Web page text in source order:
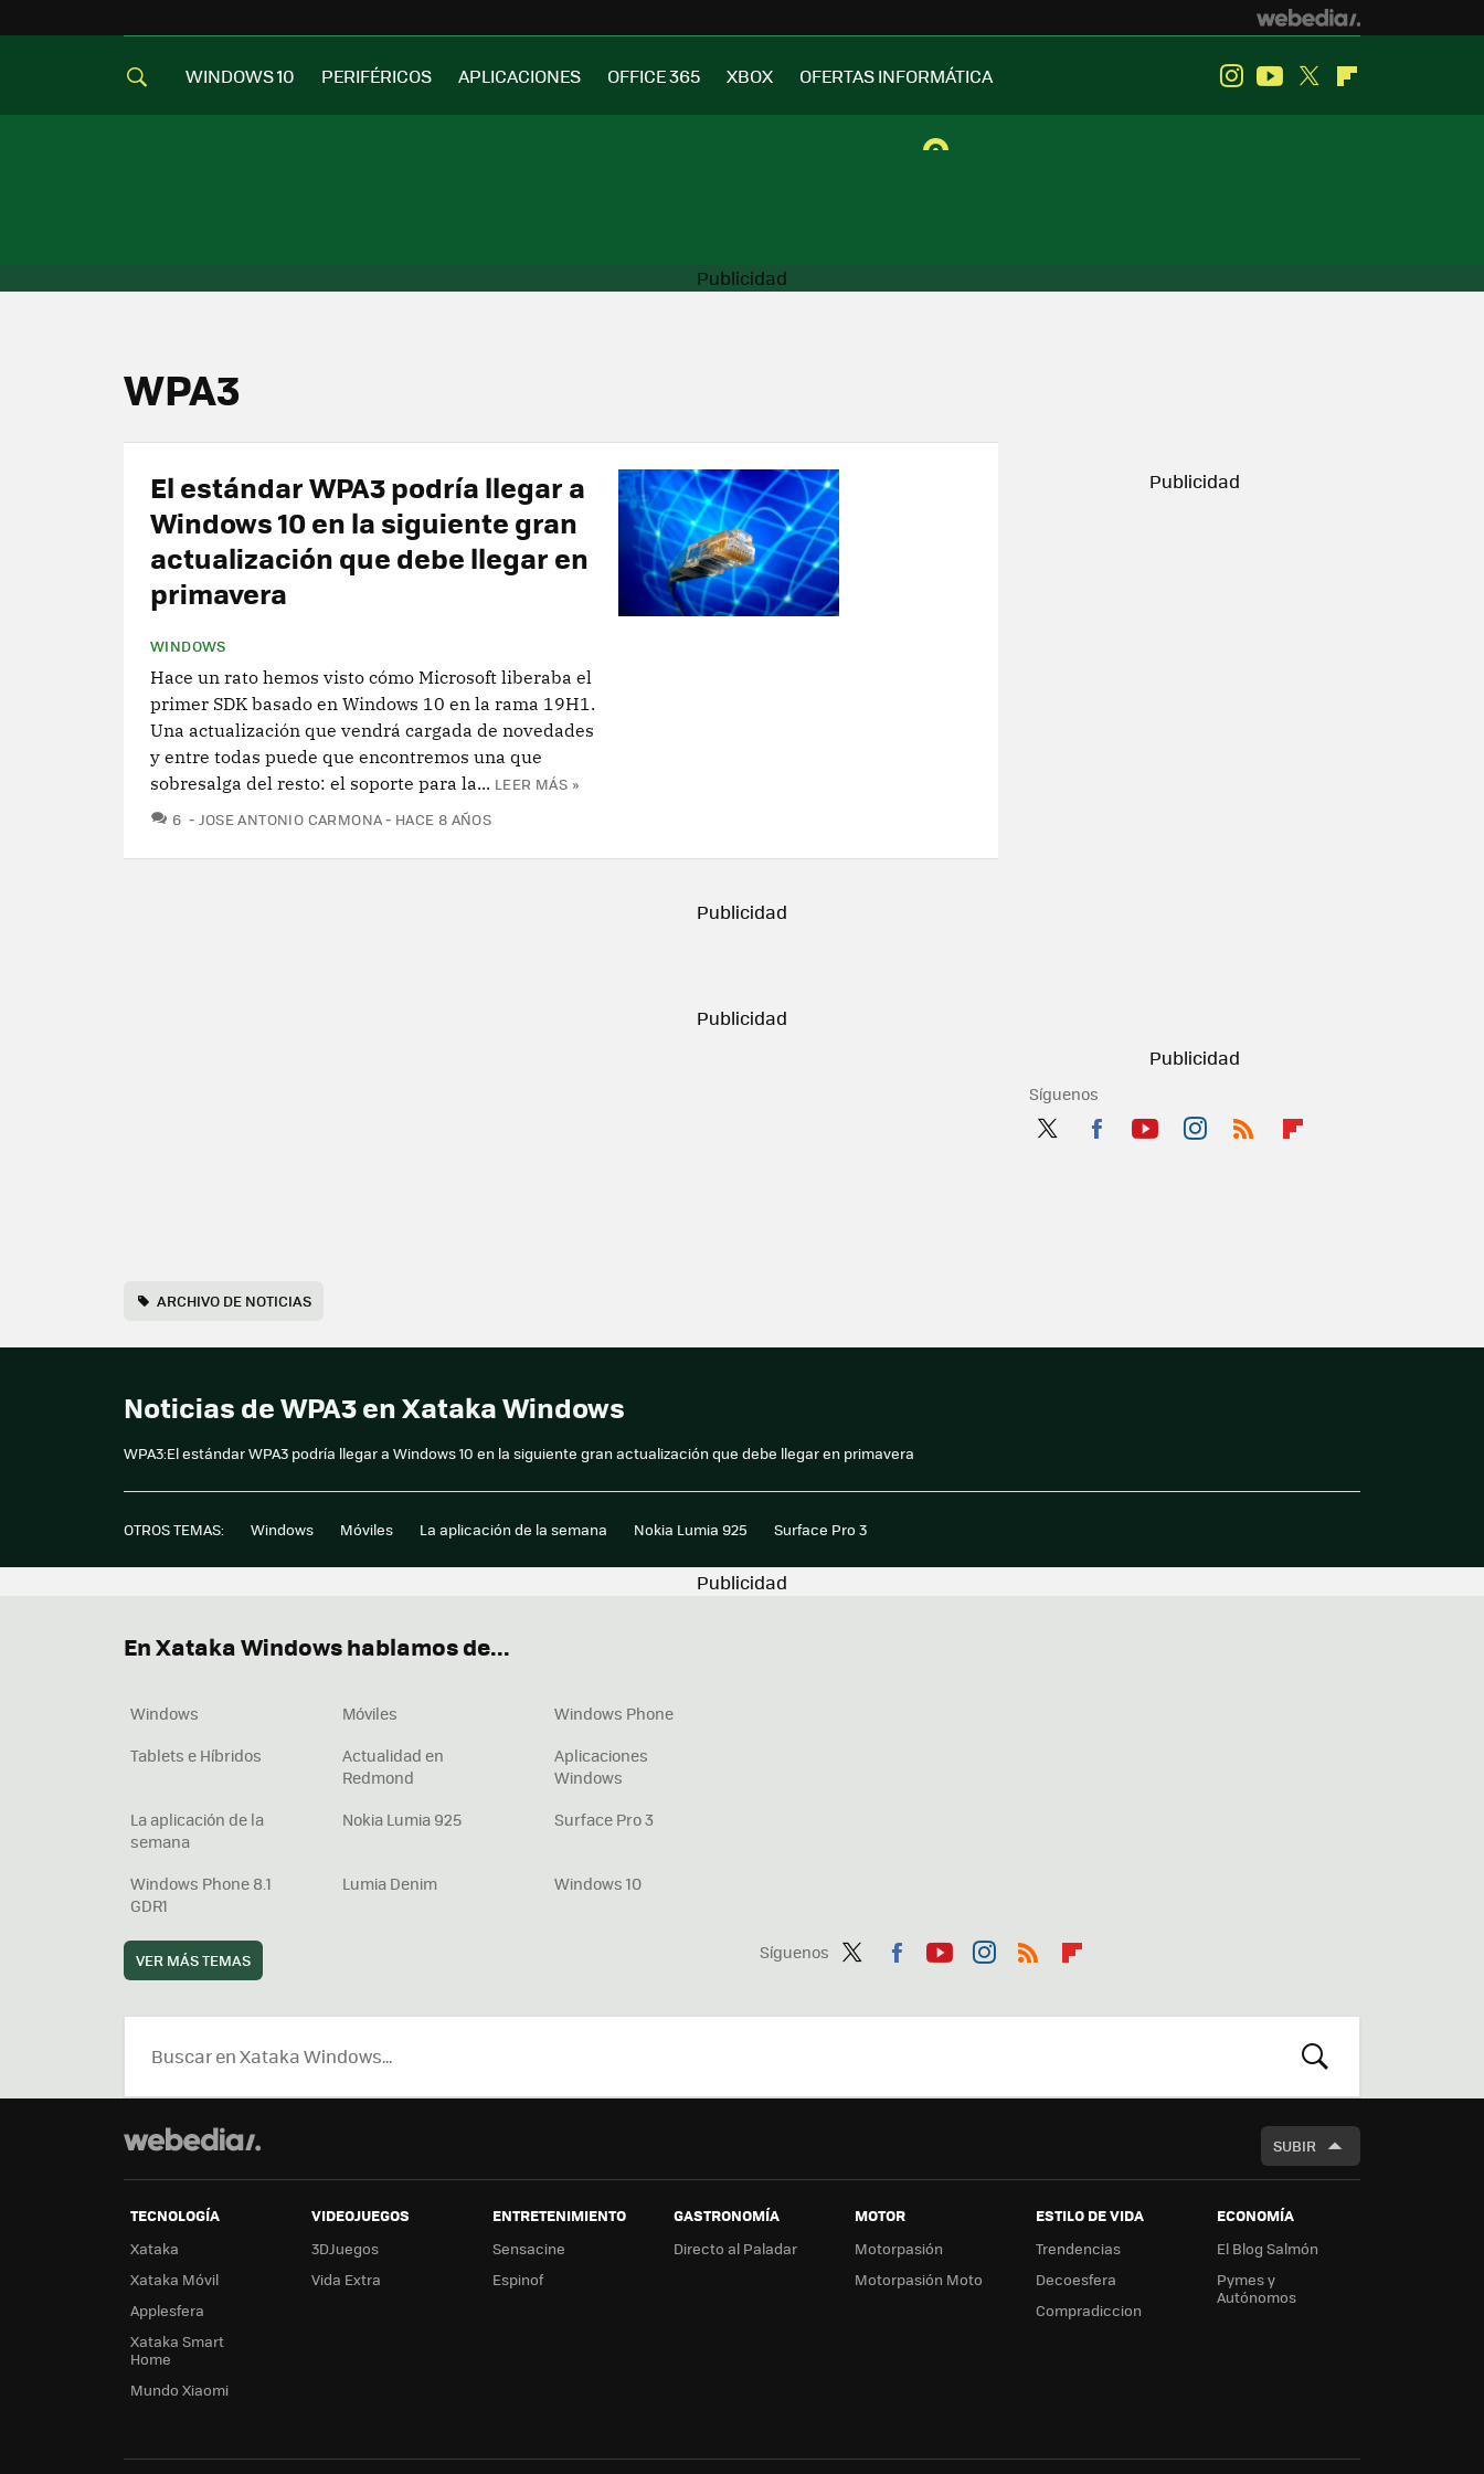
WINDOWS 10 PERIFÉRICOS APLICACIONES OFFICE 365 XBOX OFERTAS INFORMÁTICA InstagramYoutube
Twitter
WPA3
El estándar WPA3 podría llegar a
Windows 10 en la siguiente gran
actualización que debe llegar en
primavera
WINDOWS
Hace un rato hemos visto cómo Microsoft liberaba el
primer SDK basado en Windows 10 en la rama 19H1.
Una actualización que vendrá cargada de novedades
y entre todas puede que encontremos una que
sobresalga del resto: el soporte para la... LEER MÁS »
6 COMENTARIOS
JOSE ANTONIO CARMONA HACE 8 AÑOS
Síguenos
ARCHIVO DE NOTICIAS
Noticias de WPA3 en Xataka Windows
WPA3:El estándar WPA3 podría llegar a Windows 10 en la siguiente gran actualización que debe llegar en primavera
OTROS TEMAS: Windows Móviles La aplicación de la semana Nokia Lumia 925 Surface Pro 3
Síguenos
ter
ebo tub agr
boa
En Xataka Windows hablamos de...
Windows Móviles
Windows Phone
Tablets e Híbridos
Actualidad en
Redmond
Aplicaciones
Windows
La aplicación de la
semana
Nokia Lumia 925 Surface Pro 3
Windows Phone 8.1
GDR1
Lumia Denim Windows 10
VER MÁS TEMAS
BUSCAR
SUBIR
TECNOLOGÍA
Xataka
Xataka Móvil
Applesfera
Xataka Smart
Home
Mundo Xiaomi
VIDEOJUEGOS
3DJuegos
Vida Extra
ENTRETENIMIENTO
Sensacine
Espinof
GASTRONOMÍA
Directo al Paladar
MOTOR
Motorpasión
Motorpasión Moto
ESTILO DE VIDA
Trendencias
Decoesfera
Compradiccion
ECONOMÍA
El Blog Salmón
Pymes y
Autónomos